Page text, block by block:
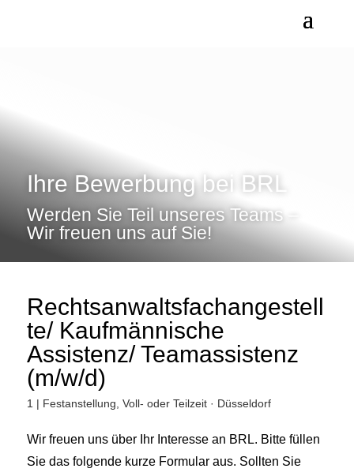
Ihre Bewerbung bei BRL
Werden Sie Teil unseres Teams –
Wir freuen uns auf Sie!
Rechtsanwaltsfachangestell
te/ Kaufmännische
Assistenz/ Teamassistenz
(m/w/d)
1 | Festanstellung, Voll- oder Teilzeit · Düsseldorf
Wir freuen uns über Ihr Interesse an BRL. Bitte füllen
Sie das folgende kurze Formular aus. Sollten Sie